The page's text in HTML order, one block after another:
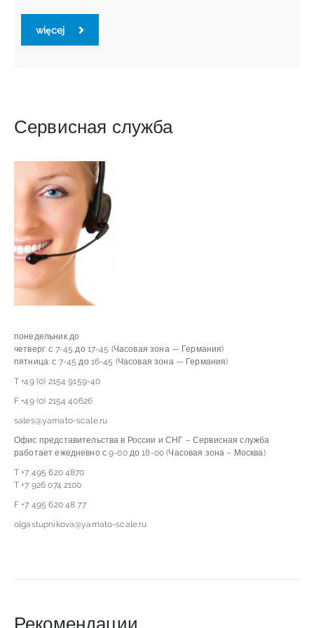
więcej
Сервисная служба
понедельник до
четверг: с 7-45 до 17-45 (Часовая зона — Германия)
пятница: с 7-45 до 16-45 (Часовая зона — Германия)
T +49 (0) 2154 9159-40
F +49 (0) 2154 40626
sales@yamato-scale.ru
Офис представительства в России и СНГ – Сервисная служба
работает ежедневно с 9-00 до 18-00 (Часовая зона – Москва)
T +7 495 620 4870
T +7 926 074 2100
F +7 495 620 48 77
olgastupnikova@yamato-scale.ru